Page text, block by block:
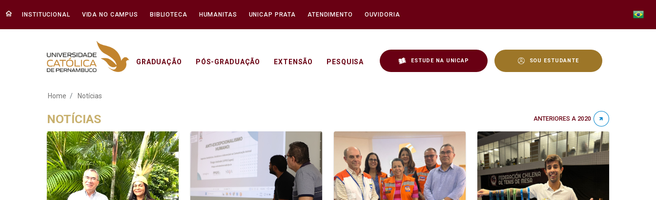
INSTITUCIONAL VIDA NO CAMPUS BIBLIOTECA HUMANITAS UNICAP PRATA ATENDIMENTO OUVIDORIA
GRADUAÇÃO PÓS-GRADUAÇÃO EXTENSÃO PESQUISA ESTUDE NA UNICAP SOU ESTUDANTE
Notícias - Unicap
Home Notícias
NOTÍCIAS ANTERIORES A 2020